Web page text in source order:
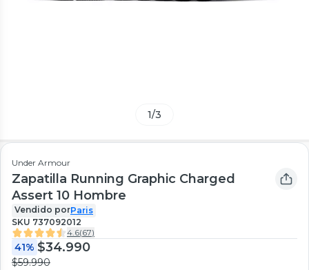
1/3
Under Armour
Zapatilla Running Graphic Charged
Assert 10 Hombre
Vendido porParis
SKU 737092012
4.6(67)
41% $34.990
$59.990